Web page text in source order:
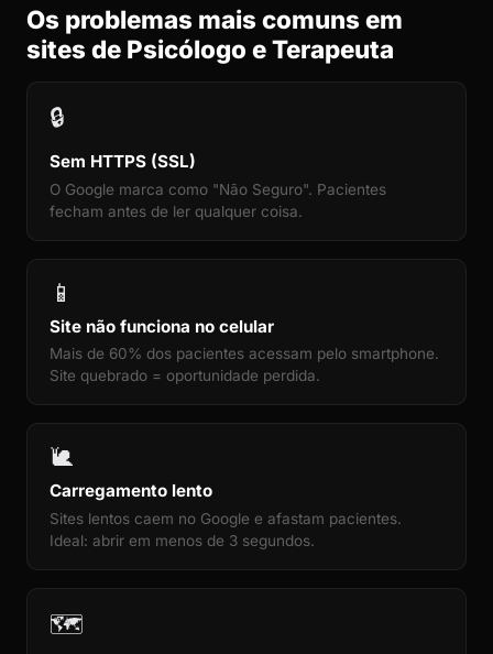
Os problemas mais comuns em
sites de Psicólogo e Terapeuta
🔒
Sem HTTPS (SSL)
O Google marca como "Não Seguro". Pacientes
fecham antes de ler qualquer coisa.
📱
Site não funciona no celular
Mais de 60% dos pacientes acessam pelo smartphone.
Site quebrado = oportunidade perdida.
🐌
Carregamento lento
Sites lentos caem no Google e afastam pacientes.
Ideal: abrir em menos de 3 segundos.
🗺️